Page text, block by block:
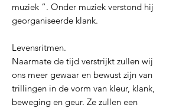
muziek “. Onder muziek verstond hij
georganiseerde klank.
Levensritmen.
Naarmate de tijd verstrijkt zullen wij
ons meer gewaar en bewust zijn van
trillingen in de vorm van kleur, klank,
beweging en geur. Ze zullen een